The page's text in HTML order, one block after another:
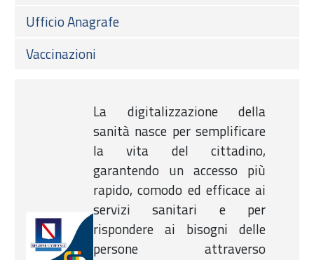
Ufficio Anagrafe
Vaccinazioni
La digitalizzazione della
sanità nasce per semplificare
la vita del cittadino,
garantendo un accesso più
rapido, comodo ed efficace ai
servizi sanitari e per
rispondere ai bisogni delle
persone attraverso